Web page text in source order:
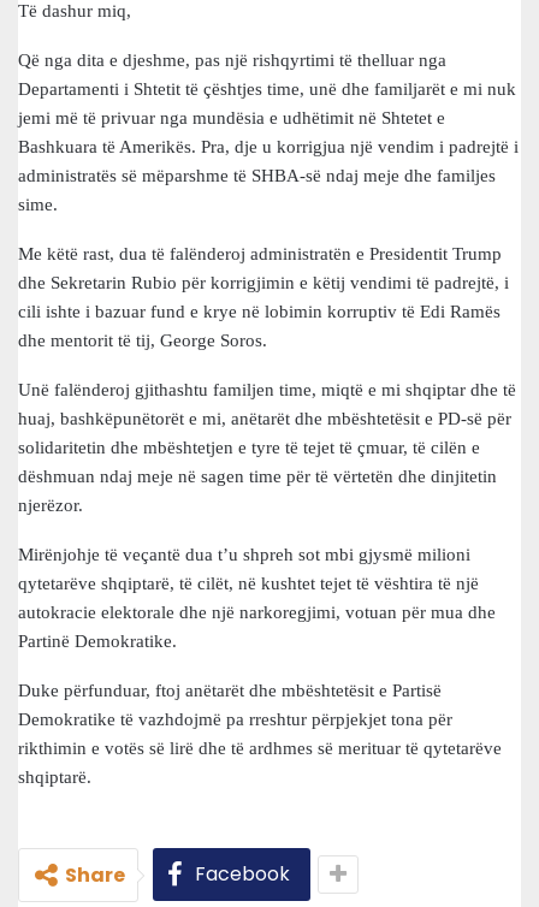
Të dashur miq,
Që nga dita e djeshme, pas një rishqyrtimi të thelluar nga
Departamenti i Shtetit të çështjes time, unë dhe familjarët e mi nuk
jemi më të privuar nga mundësia e udhëtimit në Shtetet e
Bashkuara të Amerikës. Pra, dje u korrigjua një vendim i padrejtë i
administratës së mëparshme të SHBA-së ndaj meje dhe familjes
sime.
Me këtë rast, dua të falënderoj administratën e Presidentit Trump
dhe Sekretarin Rubio për korrigjimin e këtij vendimi të padrejtë, i
cili ishte i bazuar fund e krye në lobimin korruptiv të Edi Ramës
dhe mentorit të tij, George Soros.
Unë falënderoj gjithashtu familjen time, miqtë e mi shqiptar dhe të
huaj, bashkëpunëtorët e mi, anëtarët dhe mbështetësit e PD-së për
solidaritetin dhe mbështetjen e tyre të tejet të çmuar, të cilën e
dëshmuan ndaj meje në sagen time për të vërtetën dhe dinjitetin
njerëzor.
Mirënjohje të veçantë dua t’u shpreh sot mbi gjysmë milioni
qytetarëve shqiptarë, të cilët, në kushtet tejet të vështira të një
autokracie elektorale dhe një narkoregjimi, votuan për mua dhe
Partinë Demokratike.
Duke përfunduar, ftoj anëtarët dhe mbështetësit e Partisë
Demokratike të vazhdojmë pa rreshtur përpjekjet tona për
rikthimin e votës së lirë dhe të ardhmes së merituar të qytetarëve
shqiptarë.
Share Facebook